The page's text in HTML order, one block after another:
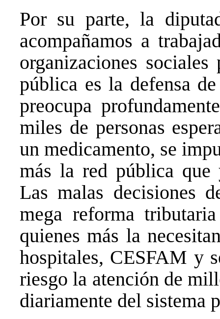
Por su parte, la
acompañamos a
organizaciones
pública es la defensa
preocupa
miles de personas
un medicamento, se
más la red pública que
Las malas decisiones
mega reforma
quienes más la
hospitales, CESFAM y
riesgo la atención de
diariamente del sistema